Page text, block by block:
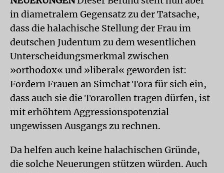
in diametralem Gegensatz zu der Tatsache,
dass die halachische Stellung der Frau im
deutschen Judentum zu dem wesentlichen
Unterscheidungsmerkmal zwischen
»orthodox« und »liberal« geworden ist:
Fordern Frauen an Simchat Tora für sich ein,
dass auch sie die Torarollen tragen dürfen, ist
mit erhöhtem Aggressionspotenzial
ungewissen Ausgangs zu rechnen.
Da helfen auch keine halachischen Gründe,
die solche Neuerungen stützen würden. Auch